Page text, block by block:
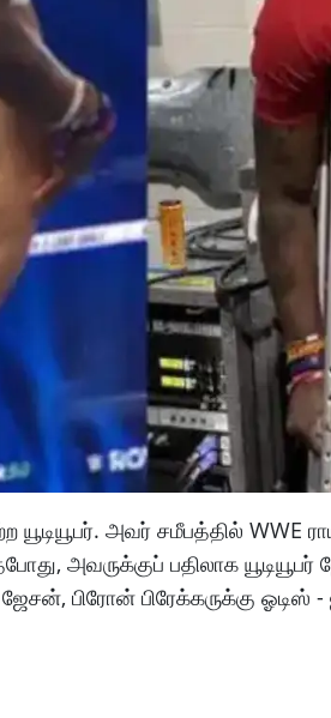
அவர் சமீபத்தில் WWE
​​அவருக்குப் பதிலாக யூடியூபர்
பிரோன் பிரேக்கருக்கு ஓடிஸ்